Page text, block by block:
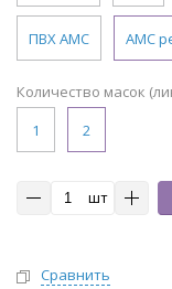
ПВХ АМС АМС
Количество масок
1
2
шт
Сравнить